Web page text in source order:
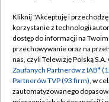
Abonament TVP
Emisja w TVP
Centrum informacji
Kliknij "Akceptuję i
korzystanie z technologii
dostęp do informacji na
przechowywanie oraz na
nas, czyli Telewizję Polską
Zaufanych Partnerów z IAB*
Partnerów TVP (93 firm), w
zautomatyzowanego